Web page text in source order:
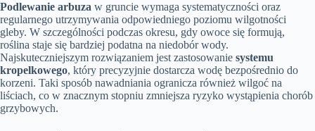
Podlewanie arbuza w gruncie wymaga systematyczności oraz
regularnego utrzymywania odpowiedniego poziomu wilgotności
gleby. W szczególności podczas okresu, gdy owoce się formują,
roślina staje się bardziej podatna na niedobór wody.
Najskuteczniejszym rozwiązaniem jest zastosowanie systemu
kropelkowego, który precyzyjnie dostarcza wodę bezpośrednio do
korzeni. Taki sposób nawadniania ogranicza również wilgoć na
liściach, co w znacznym stopniu zmniejsza ryzyko wystąpienia chorób
grzybowych.